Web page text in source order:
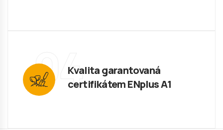
04Kvalita garantovaná
certifikátem ENplus A1